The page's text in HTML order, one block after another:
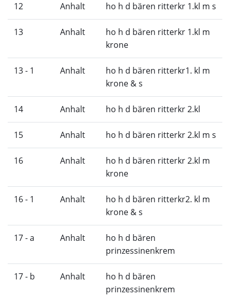
12 Anhalt ho h d bären ritterkr 1.kl m s
13 Anhalt
ho h d bären ritterkr 1.kl m
krone
13 - 1 Anhalt
ho h d bären ritterkr1. kl m
krone & s
14 Anhalt ho h d bären ritterkr 2.kl
15 Anhalt ho h d bären ritterkr 2.kl m s
16 Anhalt
ho h d bären ritterkr 2.kl m
krone
16 - 1 Anhalt
ho h d bären ritterkr2. kl m
krone & s
17 - a Anhalt
ho h d bären
prinzessinenkrem
17 - b Anhalt
ho h d bären
prinzessinenkrem